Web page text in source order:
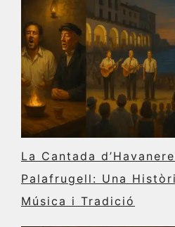
La Cantada
Palafrugell: Una
Música i Tradició